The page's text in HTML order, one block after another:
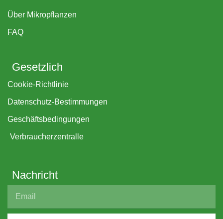
Über Mikropflanzen
FAQ
Gesetzlich
Cookie-Richtlinie
Datenschutz-Bestimmungen
Geschäftsbedingungen
Verbraucherzentralle
Nachricht